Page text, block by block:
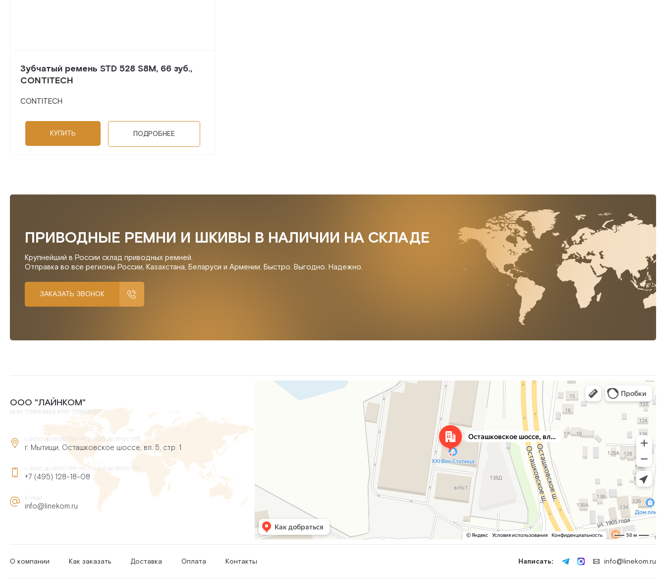
Зубчатый ремень STD 528 S8M, 66 зуб.,
CONTITECH
CONTITECH
КУПИТЬ ПОДРОБНЕЕ
ПРИВОДНЫЕ РЕМНИ И ШКИВЫ В НАЛИЧИИ НА СКЛАДЕ
Крупнейший в России склад приводных ремней.
Отправка во все регионы России, Казахстана, Беларуси и Армении. Быстро. Выгодно. Надежно.
ЗАКАЗАТЬ ЗВОНОК
ООО "ЛАЙНКОМ"
ИНН: 7716186454, КПП: 771601001
с 9:00 до 16:30 ПН-ЧТ, с 9:00 до 16:00 ПТ
г. Мытищи, Осташковское шоссе, вл. 5, стр. 1
с 9:00 до 16:30 ПН-ЧТ, с 9:00 до 16:00 ПТ
+7 (495) 128-18-08
E-mail
info@linekom.ru
О компании Как заказать Доставка Оплата Контакты Написать: info@linekom.ru